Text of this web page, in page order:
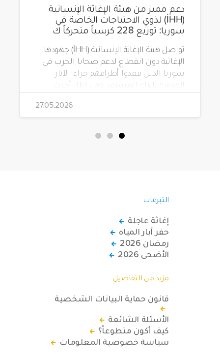
دعم مميز من هيئة الإغاثة الإنسانية
(İHH) لذوي الاحتياجات الخاصة في
سوريا: توزيع 228 كرسياً متحركاً ك
تواصل هيئة الإغاثة الإنسانية (İHH) جهودها
الإغاثية دون انقطاع لدعم ضحايا الحرب في
سوريا الذين فقدوا أطرافهم جراء الآثار
المدمرة للنزاع المستمر. وفي إطار أحدث
مشاريعها، قامت الهيئة بتوزيع 228 كرسياً
متحركاً كهربائياً على أشخاص من ذوي
الاحتياجات الخاصة يعيشون في ظروف
قاسية بمناطق دمشق، وحلب، وحماة،
27.05.2026
التبرعات
إغاثة عاجلة
حفر آبار المياه
رمضان 2026
الأضحى 2026
مزيد من التفاصيل
قانون حماية البيانات الشخصية
الأسئلة الشائعة
كيف أكون متطوعاً؟
سياسة خصوصية المعلومات